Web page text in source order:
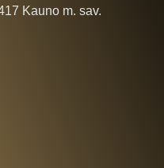
Kauno m. sav.